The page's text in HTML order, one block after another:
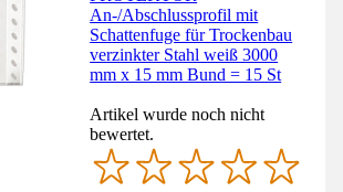
An-/Abschlussprofil mit
Schattenfuge für Trockenbau
verzinkter Stahl weiß 3000
mm x 15 mm Bund = 15 St
Artikel wurde noch nicht
bewertet.